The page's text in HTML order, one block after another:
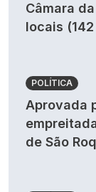
Câmara
locais
POLÍTICA
Aprovada
de São